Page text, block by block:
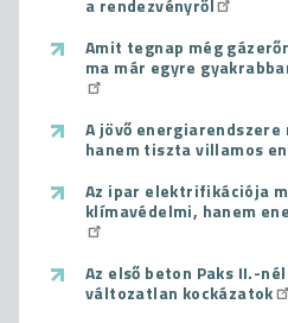
a rendezvényről
Amit tegnap még
ma már egyre
A jövő
hanem tiszta villamos
Az ipar elektrifikációja
klímavédelmi, hanem
Az első beton Paks II.-
változatlan kockázatok